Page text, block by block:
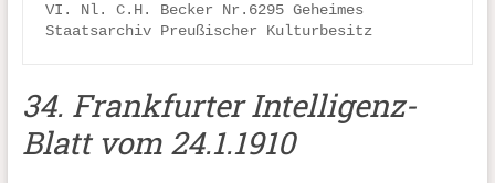
VI. Nl. C.H. Becker Nr.6295 Geheimes
Staatsarchiv Preußischer Kulturbesitz
34. Frankfurter Intelligenz-
Blatt vom 24.1.1910